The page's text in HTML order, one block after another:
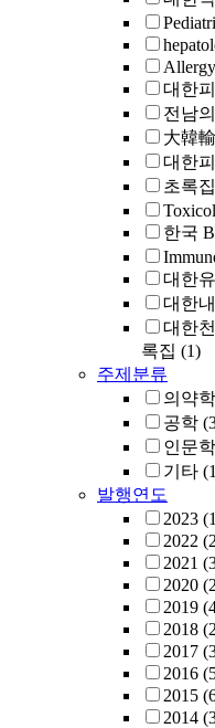
대한
전남
大韓
대한
초록집
한국
대한
대한
대한
록집 (1)
주제분류
의약학
공학
인문학
기타
발행연도
2023
2022
2021
2020
2019
2018
2017
2016
2015
2014